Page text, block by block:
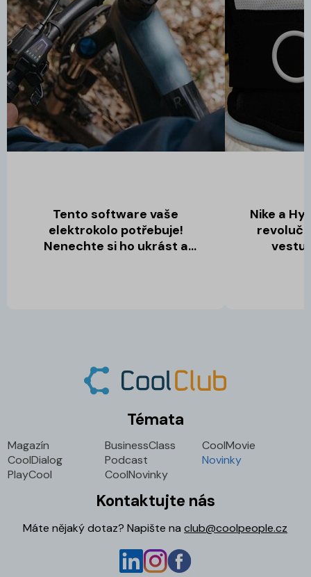
Tento software vaše
elektrokolo potřebuje!
Nenechte si ho ukrást a
Nike a
vestu
Témata
Magazín BusinessClass
CoolMovie
CoolDialog
Podcast
Novinky
PlayCool
CoolNovinky
Kontaktujte nás
Máte nějaký dotaz? Napište naclub@coolpeople.cz